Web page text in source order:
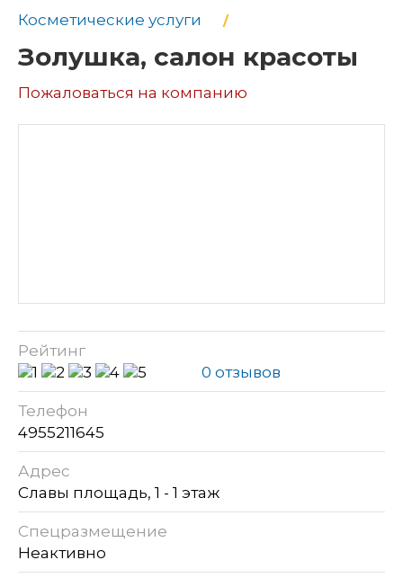
Косметические услуги
Золушка, салон красоты
Пожаловаться на компанию
Рейтинг
0 отзывов
Телефон
4955211645
Адрес
Славы площадь, 1 - 1 этаж
Спецразмещение
Неактивно